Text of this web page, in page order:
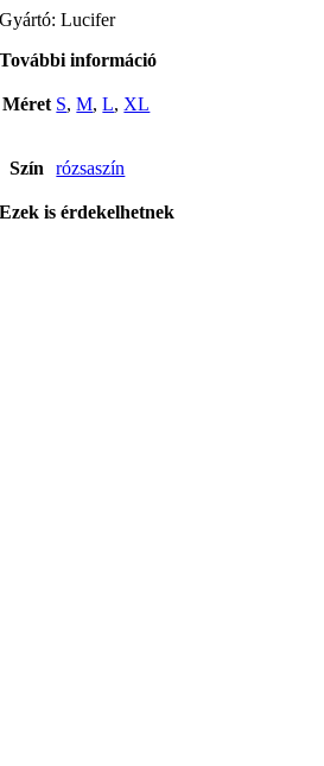
Gyártó: Lucifer
További információ
Méret S,M,L, XL
Szín rózsaszín
Ezek is érdekelhetnek